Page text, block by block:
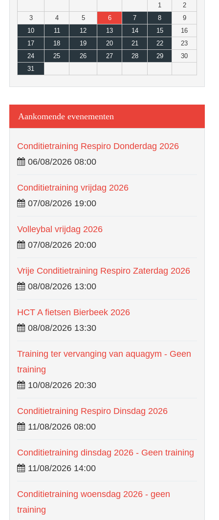
1
2
3
4 5 6 7 8
9
10
11 12 13 14 15
16
17
18 19 20 21 22
23
24
25 26 27 28 29
30
31
Aankomende evenementen
Conditietraining Respiro Donderdag 2026
06/08/2026 08:00
Conditietraining vrijdag 2026
07/08/2026 19:00
Volleybal vrijdag 2026
07/08/2026 20:00
Vrije Conditietraining Respiro Zaterdag 2026
08/08/2026 13:00
HCT A fietsen Bierbeek 2026
08/08/2026 13:30
Training ter vervanging van aquagym - Geen
training
10/08/2026 20:30
Conditietraining Respiro Dinsdag 2026
11/08/2026 08:00
Conditietraining dinsdag 2026 - Geen training
11/08/2026 14:00
Conditietraining woensdag 2026 - geen
training